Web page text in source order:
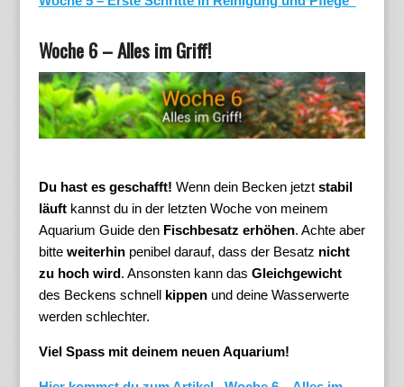
Woche 6 – Alles im Griff!
Du hast es geschafft! Wenn dein Becken jetzt stabil
läuftkannst du in der letzten Woche von meinem
Aquarium Guide den Fischbesatz erhöhen. Achte aber
bitte weiterhinpenibel darauf, dass der Besatz nicht
zu hoch wird. Ansonsten kann das Gleichgewicht
des Beckens schnell kippenund deine Wasserwerte
werden schlechter.
Viel Spass mit deinem neuen Aquarium!